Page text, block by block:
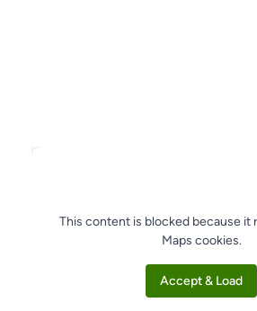
This content is blocked because it
Maps cookies.
Accept & Load